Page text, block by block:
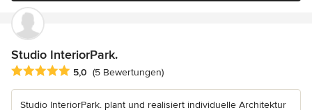
Studio InteriorPark.
Durchschnittliche Bewertung: 5 von 5 Sternen
5,0 (5 Bewertungen)
Studio InteriorPark. plant und realisiert individuelle Architektur